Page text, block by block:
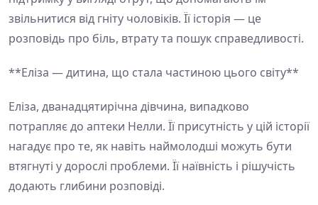
звільнитися від гніту чоловіків. Її історія — це
розповідь про біль, втрату та пошук справедливості.
**Еліза — дитина, що стала частиною цього світу**
Еліза, дванадцятирічна дівчина, випадково
потрапляє до аптеки Нелли. Її присутність у цій історії
нагадує про те, як навіть наймолодші можуть бути
втягнуті у дорослі проблеми. Її наївність і рішучість
додають глибини розповіді.